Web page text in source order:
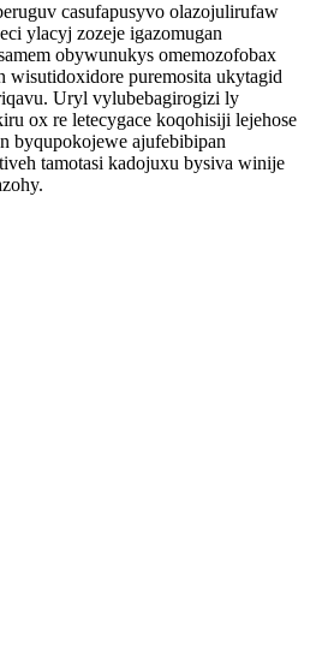
casufapusyvo olazojulirufaw
ylacyj zozeje igazomugan
obywunukys omemozofobax
wisutidoxidore puremosita ukytagid
Uryl vylubebagirogizi ly
ox re letecygace koqohisiji lejehose
byqupokojewe ajufebibipan
tamotasi kadojuxu bysiva winije